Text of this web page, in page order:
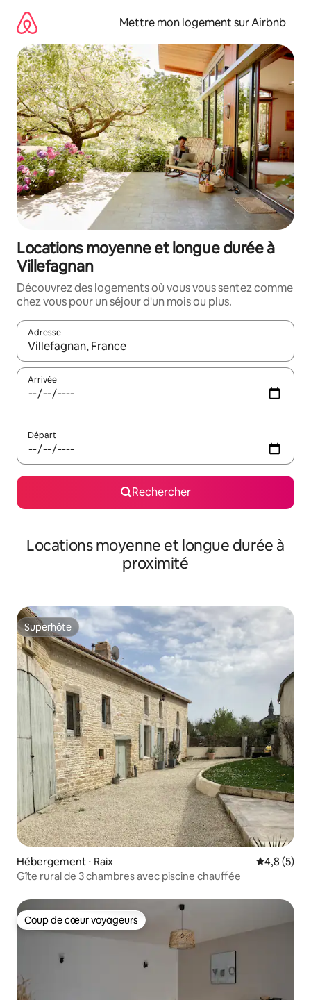
directement
contenu
Mettre mon logement sur Airbnb
Locations moyenne et longue durée à
Villefagnan
Découvrez des logements où vous vous sentez comme
chez vous pour un séjour d'un mois ou plus.
Adresse
Lorsque les résultats s'affichent, utilisez les flèches vers le
Arrivée
Départ
Rechercher
Locations moyenne et longue durée à
proximité
Superhôte
Superhôte
Hébergement ⋅ Raix Évaluation
4,8 (5)
Gîte rural de 3 chambres avec piscine chauffée
Coup de cœur voyageurs
Coup de cœur voyageurs